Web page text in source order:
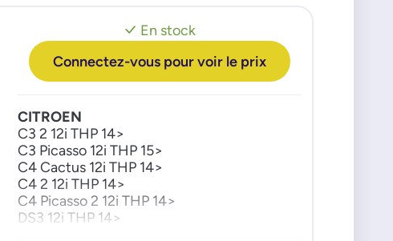
En stock
Connectez-vous pour voir le prix
CITROEN
C3 2 12i THP 14>
C3 Picasso 12i THP 15>
C4 Cactus 12i THP 14>
C4 2 12i THP 14>
C4 Picasso 2 12i THP 14>
DS3 12i THP 14>